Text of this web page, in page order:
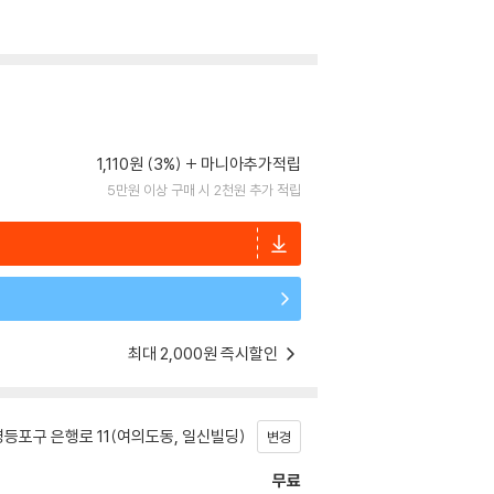
1,110원 (3%) 마니아추가적립
5만원 이상 구매 시 2천원 추가 적립
최대 2,000원 즉시할인
포구 은행로 11(여의도동, 일신빌딩) 변경
무료